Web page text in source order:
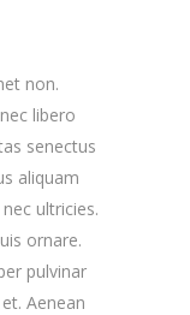
non.
libero
senectus
aliquam
ultricies.
ornare.
pulvinar
Aenean